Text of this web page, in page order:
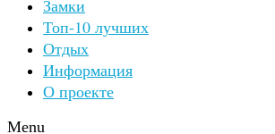
Замки
Топ-10 лучших
Отдых
Информация
О проекте
Menu